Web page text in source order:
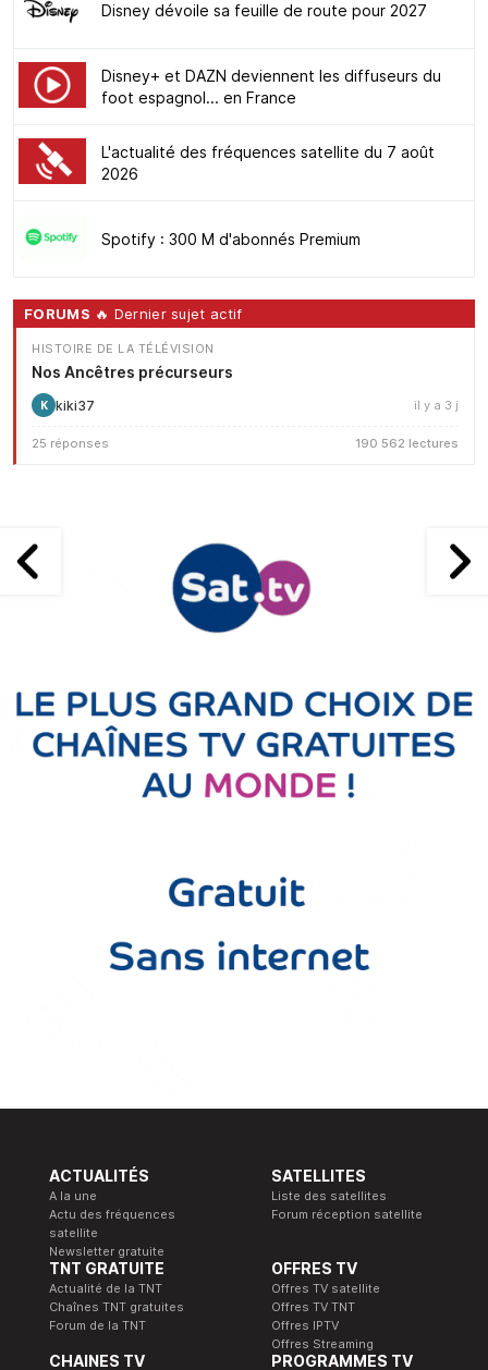
Disney dévoile sa feuille de route pour 2027
Disney+ et DAZN deviennent les diffuseurs du
foot espagnol... en France
L'actualité des fréquences satellite du 7 août
2026
Spotify : 300 M d'abonnés Premium
FORUMS 🔥 Dernier sujet actif
HISTOIRE DE LA TÉLÉVISION
Nos Ancêtres précurseurs
K kiki37 il y a 3 j
25 réponses 190 562 lectures
ACTUALITÉS
A la une
Actu des fréquences
satellite
Newsletter gratuite
SATELLITES
Liste des satellites
Forum réception satellite
TNT GRATUITE
Actualité de la TNT
Chaînes TNT gratuites
Forum de la TNT
OFFRES TV
Offres TV satellite
Offres TV TNT
Offres IPTV
Offres Streaming
CHAINES TV PROGRAMMES TV